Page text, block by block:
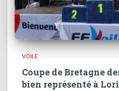
VOILE
Coupe de Bretagne
bien représenté à